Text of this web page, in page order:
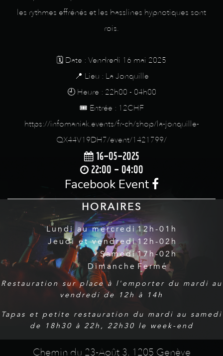
les rythmes effrénés et les basslines hypnotiques sont
rois.
🗓️ Date : Vendredi 16 mai 2025
📍 Lieu : La Jonquille
🕘 Heure : 22h00 - 04h00
🎟️ Entrée : 12CHF
https://infomaniak.events/fr-ch/shop/la-jonquille-
QX44V19DH7/event/1421799/
16-05-2025
22:00 - 04:00
Facebook Event
HORAIRES
Lundi au mercredi
Jeudi et vendredi
Samedi
Dimanche
12h-01h
12h-02h
17h-02h
Fermé
Restauration sur place à l'emporter du mardi au
vendredi de 12h à 14h
Tapas et petite restauration du mardi au samedi
de 18h30 à 22h, 22h30 le week-end
Chemin du 23-Août 3, 1205 Genève